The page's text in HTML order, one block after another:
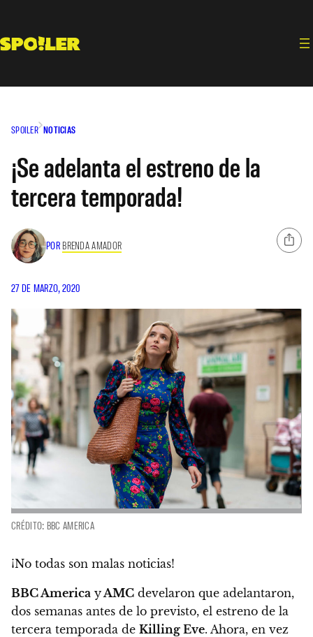
contenido
SPOILER NOTICIAS
¡Se adelanta el estreno de la
tercera temporada!
POR BRENDA AMADOR
27 DE MARZO, 2020
CRÉDITO: BBC AMERICA
¡No todas son malas noticias!
BBC America y AMC develaron que adelantaron,
dos semanas antes de lo previsto, el estreno de la
tercera temporada de Killing Eve. Ahora, en vez